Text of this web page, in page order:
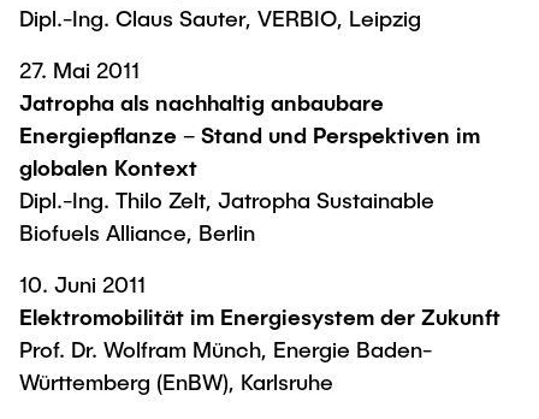
Dipl.-Ing. Claus Sauter, VERBIO, Leipzig
27. Mai 2011
Jatropha als nachhaltig anbaubare
Energiepflanze – Stand und Perspektiven im
globalen Kontext
Dipl.-Ing. Thilo Zelt, Jatropha Sustainable
Biofuels Alliance, Berlin
10. Juni 2011
Elektromobilität im Energiesystem der Zukunft
Prof. Dr. Wolfram Münch, Energie Baden-
Württemberg (EnBW), Karlsruhe